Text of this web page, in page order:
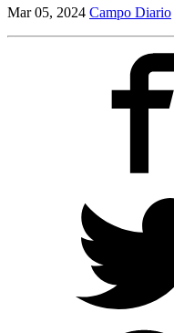
Mar 05, 2024 Campo Diario